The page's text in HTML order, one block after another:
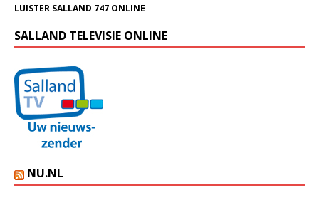
LUISTER SALLAND 747 ONLINE
SALLAND TELEVISIE ONLINE
NU.NL